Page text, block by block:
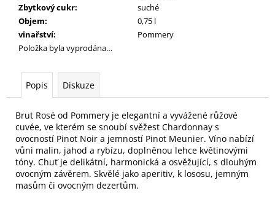
Zbytkový cukr:
suché
Objem:
0,75 l
vinařství:
Pommery
Položka byla vyprodána…
Popis Diskuze
Brut Rosé od Pommery je elegantní a vyvážené růžové
cuvée, ve kterém se snoubí svěžest Chardonnay s
ovocností Pinot Noir a jemností Pinot Meunier. Víno nabízí
vůni malin, jahod a rybízu, doplněnou lehce květinovými
tóny. Chuť je delikátní, harmonická a osvěžující, s dlouhým
ovocným závěrem. Skvělé jako aperitiv, k lososu, jemným
masům či ovocným dezertům.